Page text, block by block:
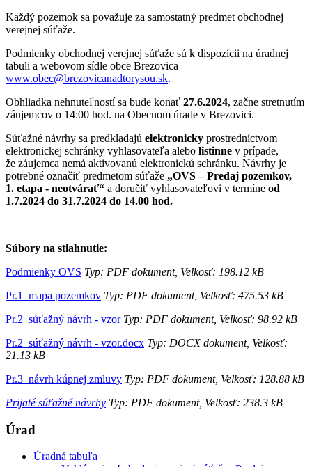
Každý pozemok sa považuje za samostatný predmet obchodnej
verejnej súťaže.
Podmienky obchodnej verejnej súťaže sú k dispozícii na úradnej
tabuli a webovom sídle obce Brezovica
www.obec@brezovicanadtorysou.sk.
Obhliadka nehnuteľností sa bude konať 27.6.2024, začne stretnutím
záujemcov o 14:00 hod. na Obecnom úrade v Brezovici.
Súťažné návrhy sa predkladajú elektronicky prostredníctvom
elektronickej schránky vyhlasovateľa alebo listinne v prípade,
že záujemca nemá aktivovanú elektronickú schránku. Návrhy je
potrebné označiť predmetom súťaže „OVS – Predaj pozemkov,
1. etapa - neotvárať“ a doručiť vyhlasovateľovi v termíne od
1.7.2024 do 31.7.2024 do 14.00 hod.
Súbory na stiahnutie:
Podmienky OVS Typ: PDF dokument, Velkosť: 198.12 kB
Pr.1_mapa pozemkov Typ: PDF dokument, Velkosť: 475.53 kB
Pr.2_súťažný návrh - vzorTyp: PDF dokument, Velkosť: 98.92 kB
Pr.2_súťažný návrh - vzor.docx Typ: DOCX dokument, Velkosť:
21.13 kB
Pr.3_návrh kúpnej zmluvy Typ: PDF dokument, Velkosť: 128.88 kB
Prijaté súťažné návrhy Typ: PDF dokument, Velkosť: 238.3 kB
Úrad
Úradná tabuľa